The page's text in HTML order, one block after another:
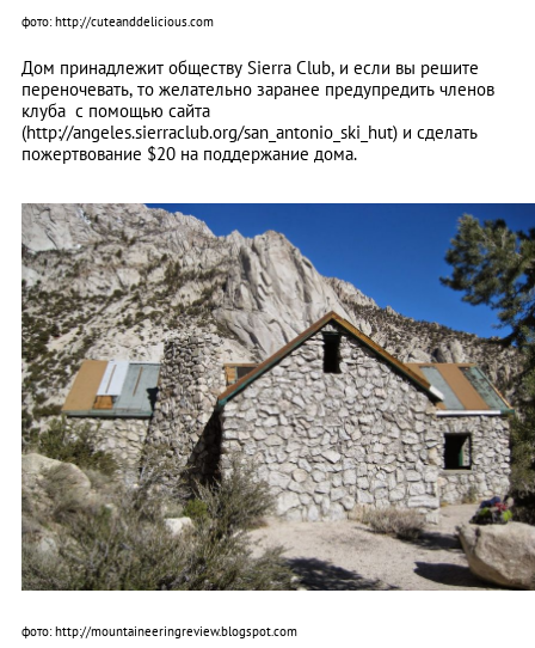
фото: http://cuteanddelicious.com
Дом принадлежит обществу Sierra Club, и если вы решите
переночевать, то желательно заранее предупредить членов
клуба с помощью сайта
(http://angeles.sierraclub.org/san_antonio_ski_hut) и сделать
пожертвование $20 на поддержание дома.
фото: http://mountaineeringreview.blogspot.com